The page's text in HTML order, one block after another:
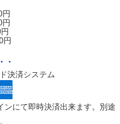
・
決済システム
ンにて即時決済出来ます。別途